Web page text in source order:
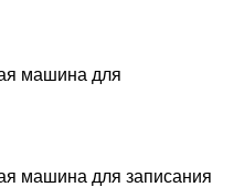
стеснение и
изоляции и
или избегая
тремя.
относится к
материалов и их
машина для
машина для записания